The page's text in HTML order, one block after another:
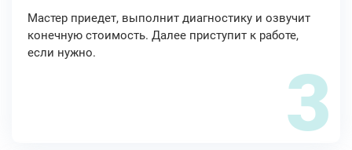
Мастер приедет, выполнит диагностику и озвучит
конечную стоимость. Далее приступит к работе,
если нужно.
3